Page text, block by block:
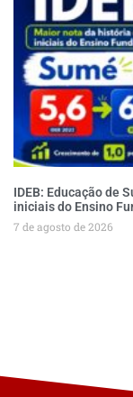
IDEB: Educação de
iniciais do Ensino
7 de agosto de 2026